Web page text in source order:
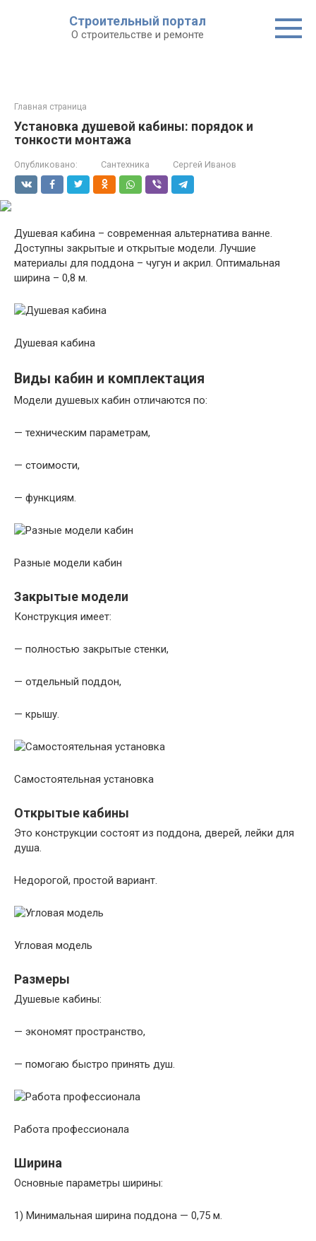
Строительный портал
О строительстве и ремонте
Главная страница
Установка душевой кабины: порядок и
тонкости монтажа
Опубликовано: Сантехника Сергей Иванов
Душевая кабина – современная альтернатива ванне.
Доступны закрытые и открытые модели. Лучшие
материалы для поддона – чугун и акрил. Оптимальная
ширина – 0,8 м.
Душевая кабина
Виды кабин и комплектация
Модели душевых кабин отличаются по:
— техническим параметрам,
— стоимости,
— функциям.
Разные модели кабин
Закрытые модели
Конструкция имеет:
— полностью закрытые стенки,
— отдельный поддон,
— крышу.
Самостоятельная установка
Открытые кабины
Это конструкции состоят из поддона, дверей, лейки для
душа.
Недорогой, простой вариант.
Угловая модель
Размеры
Душевые кабины:
— экономят пространство,
— помогаю быстро принять душ.
Работа профессионала
Ширина
Основные параметры ширины:
1) Минимальная ширина поддона — 0,75 м.